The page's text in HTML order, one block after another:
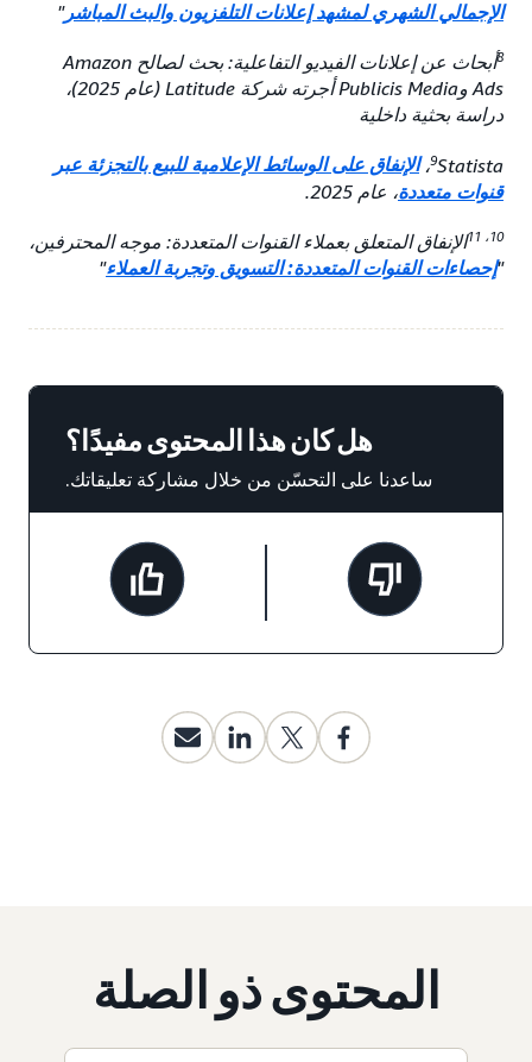
الإجمالي الشهري لمشهد إعلانات التلفزيون والبث المباشر"
8
أبحاث عن إعلانات الفيديو التفاعلية: بحث لصالح Amazon
Ads وPublicis Media أجرته شركة Latitude (عام 2025)،
دراسة بحثية داخلية
9Statista،
الإنفاق على الوسائط الإعلامية للبيع بالتجزئة عبر
قنوات متعددة، عام 2025.
10، 11
الإنفاق المتعلق بعملاء القنوات المتعددة: موجه المحترفين،
"إحصاءات القنوات المتعددة: التسويق وتجربة العملاء"
هل كان هذا المحتوى مفيدًا؟
ساعدنا على التحسّن من خلال مشاركة تعليقاتك.
المحتوى ذو الصلة